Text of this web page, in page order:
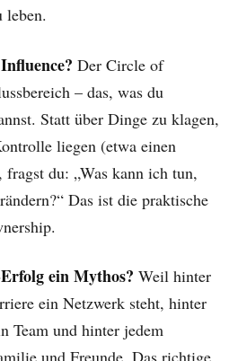
Der Circle of
– das, was du
Statt über Dinge zu klagen,
liegen (etwa einen
du: „Was kann ich tun,
Das ist die praktische
ein Mythos? Weil hinter
ein Netzwerk steht, hinter
Team und hinter jedem